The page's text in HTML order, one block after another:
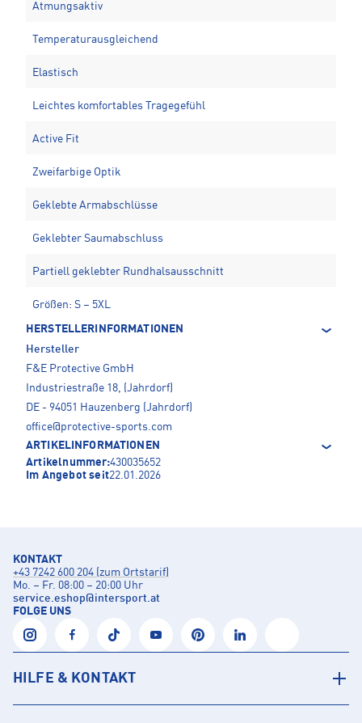
Atmungsaktiv
Temperaturausgleichend
Elastisch
Leichtes komfortables Tragegefühl
Active Fit
Zweifarbige Optik
Geklebte Armabschlüsse
Geklebter Saumabschluss
Partiell geklebter Rundhalsausschnitt
Größen: S – 5XL
HERSTELLERINFORMATIONEN
Hersteller
F&E Protective GmbH
Industriestraße 18, (Jahrdorf)
DE - 94051 Hauzenberg (Jahrdorf)
office@protective-sports.com
ARTIKELINFORMATIONEN
Artikelnummer:430035652
Im Angebot seit22.01.2026
KONTAKT
+43 7242 600 204 (zum Ortstarif)
Mo. – Fr. 08:00 – 20:00 Uhr
service.eshop@intersport.at
FOLGE UNS
HILFE & KONTAKT